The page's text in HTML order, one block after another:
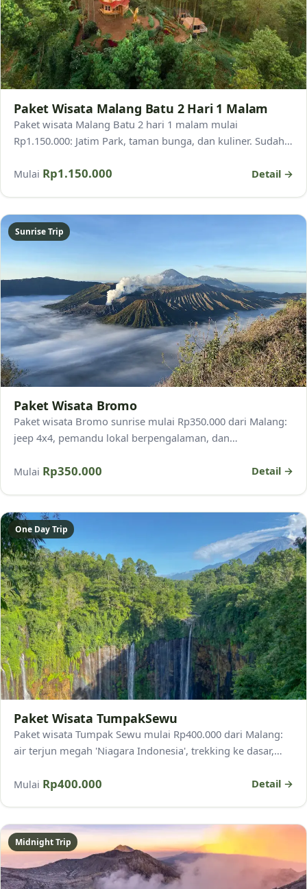
Paket Wisata Malang Batu 2 Hari 1 Malam
Paket wisata Malang Batu 2 hari 1 malam mulai
Rp1.150.000: Jatim Park, taman bunga, dan kuliner. Sudah
Mulai Rp1.150.000 Detail →
Sunrise Trip
Paket Wisata Bromo
Paket wisata Bromo sunrise mulai Rp350.000 dari Malang:
jeep 4x4, pemandu lokal berpengalaman, dan
Mulai Rp350.000 Detail →
One Day Trip
Paket Wisata TumpakSewu
Paket wisata Tumpak Sewu mulai Rp400.000 dari Malang:
air terjun megah 'Niagara Indonesia', trekking ke dasar,
Mulai Rp400.000 Detail →
Midnight Trip